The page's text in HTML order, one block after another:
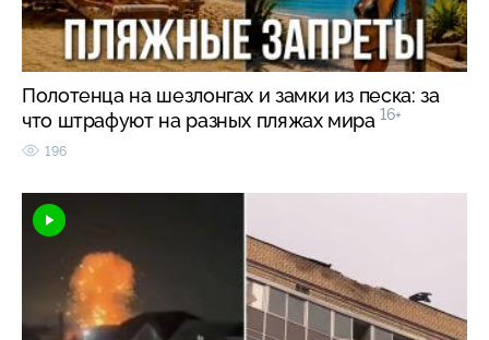
Полотенца на шезлонгах и замки из песка: за
что штрафуют на разных пляжах мира 16+
196